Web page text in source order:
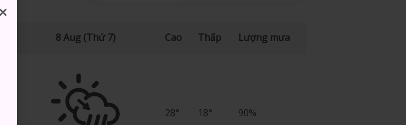
8 Aug (Thứ 7) Cao Thấp Lượng mưa
28° 18° 90%